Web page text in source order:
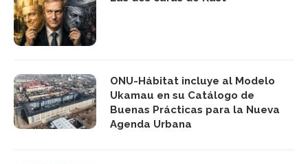
ONU-Hábitat incluye al Modelo
Ukamau en su Catálogo de
Buenas Prácticas para la Nueva
Agenda Urbana